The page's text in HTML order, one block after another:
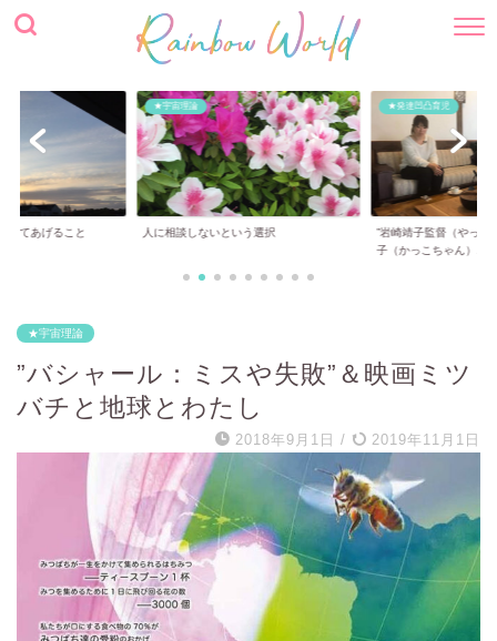
めてあげること
★宇宙理論
人に相談しないという選択
★発達凹凸育児
”岩崎靖子監督（やっち
子（かっこちゃん）...
★宇宙理論
”バシャール：ミスや失敗”＆映画ミツ
バチと地球とわたし
2018年9月1日 / 2019年11月1日